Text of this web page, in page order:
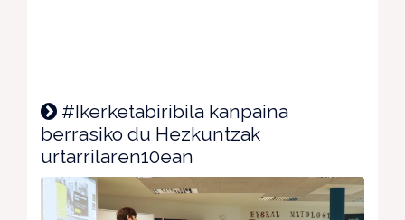
#Ikerketabiribila kanpaina
berrasiko du Hezkuntzak
urtarrilaren10ean